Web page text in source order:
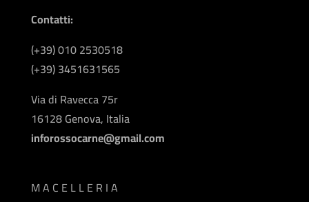
Contatti:
(+39) 010 2530518
(+39) 3451631565
Via di Ravecca 75r
16128 Genova, Italia
inforossocarne@gmail.com
MACELLERIA